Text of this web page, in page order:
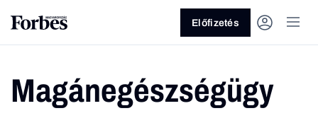
Előfizetés
Magánegészségügy